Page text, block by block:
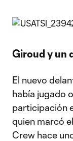
Giroud y un
El nuevo
había jugado
participación
quien marcó
Crew hace